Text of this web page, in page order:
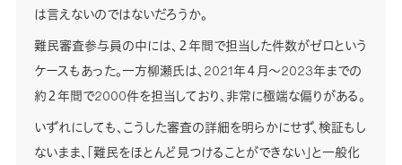
は言えないのではないだろうか。
難民審査参与員の中には、２年間で担当した件数がゼロという
ケースもあった。一方柳瀬氏は、2021年４月～2023年までの
約２年間で2000件を担当しており、非常に極端な偏りがある。
いずれにしても、こうした審査の詳細を明らかにせず、検証もし
ないまま、「難民をほとんど見つけることができない」と一般化